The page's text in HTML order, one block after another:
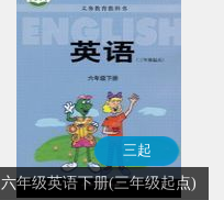
三起
六年级英语下册(三年级起点)